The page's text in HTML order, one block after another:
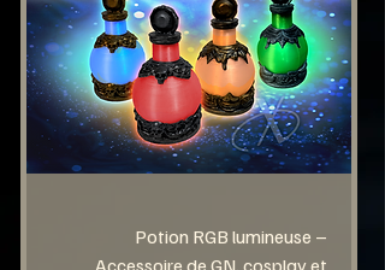
Potion RGB lumineuse –
Accessoire de GN, cosplay et